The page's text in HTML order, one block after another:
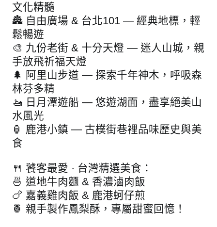
文化精髓
🏯 自由廣場 & 台北101 — 經典地標，輕
鬆暢遊
🎨 九份老街 & 十分天燈 — 迷人山城，親
手放飛祈福天燈
🌲 阿里山步道 — 探索千年神木，呼吸森
林芬多精
🚤 日月潭遊船 — 悠遊湖面，盡享絕美山
水風光
🏮 鹿港小鎮 — 古樸街巷裡品味歷史與美
食
🍴 饕客最愛 · 台灣精選美食：
🍜 道地牛肉麵 & 香濃滷肉飯
🍗 嘉義雞肉飯 & 鹿港蚵仔煎
🍍 親手製作鳳梨酥，專屬甜蜜回憶！